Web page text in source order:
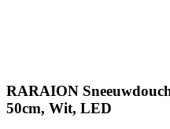
RARAION
50cm, Wit, LED